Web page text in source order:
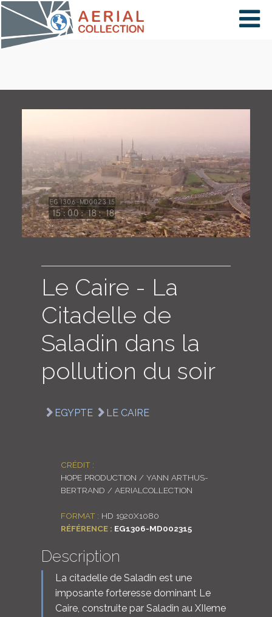
×
CARTE
COLLECTIONS
Le Caire - La
Citadelle de
Saladin dans la
pollution du soir
EGYPTE LE CAIRE
CRÉDIT :
HOPE PRODUCTION / YANN ARTHUS-
BERTRAND / AERIALCOLLECTION
FORMAT : HD 1920X1080
RÉFÉRENCE : EG1306-MD002315
Description
La citadelle de Saladin est une
imposante forteresse dominant Le
Caire, construite par Saladin au XIIeme